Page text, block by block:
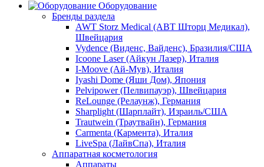
Оборудование
Бренды раздела
AWT Storz Medical (АВТ Шторц Медикал),
Швейцария
Vydence (Виденс, Вайденс), Бразилия/США
Icoone Laser (Айкун Лазер), Италия
I-Moove (Ай-Мув), Италия
Iyashi Dome (Яши Дом), Япония
Pelvipower (Пелвипауэр), Швейцария
ReLounge (Релаунж), Германия
Sharplight (Шарплайт), Израиль/США
Trautwein (Траутвайн), Германия
Carmenta (Кармента), Италия
LiveSpa (ЛайвСпа), Италия
Аппаратная косметология
Аппараты